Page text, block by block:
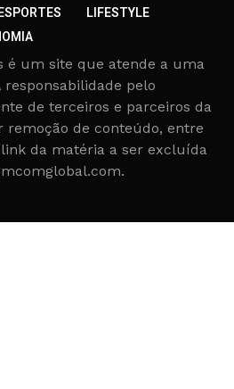
LIFESTYLE
é um site que atende a uma
responsabilidade pelo
de terceiros e parceiros da
remoção de conteúdo, entre
da matéria a ser excluída